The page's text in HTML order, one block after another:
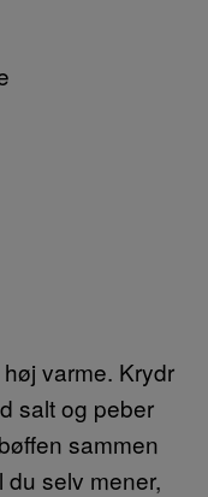
varme. Krydr
salt og peber
sammen
du selv mener,